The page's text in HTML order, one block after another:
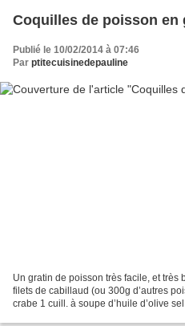
Coquilles de poisson en
Publié le 10/02/2014 à 07:46
Par ptitecuisinedepauline
Un gratin de poisson très facile, et très
filets de cabillaud (ou 300g d’autres
crabe 1 cuill. à soupe d’huile d’olive